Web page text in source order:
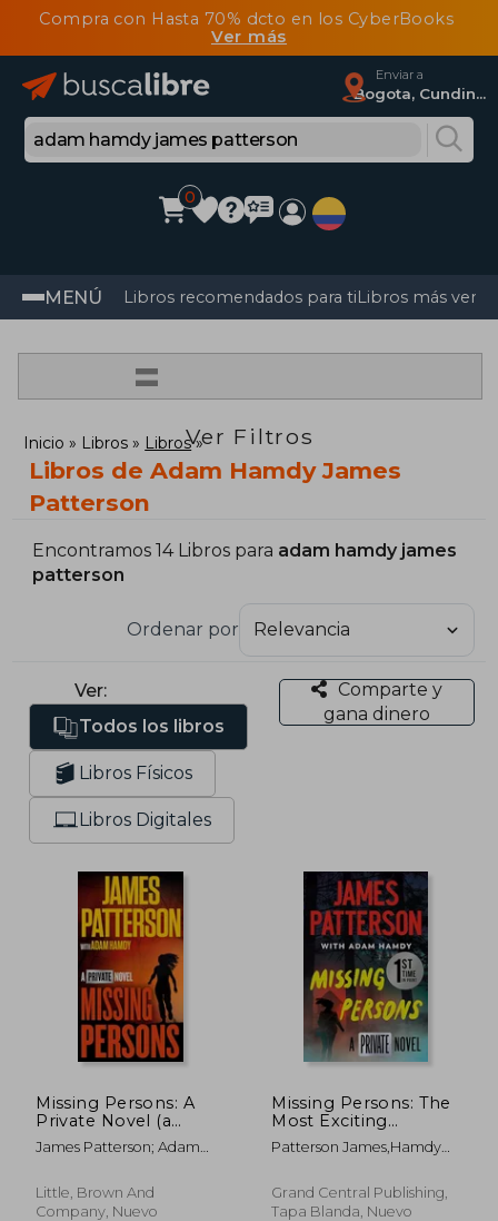
Compra con Hasta 70% dcto en los CyberBooks
Ver más
Enviar a
Bogota, Cundinamarca
0
MENÚ Libros recomendados para tiLibros más
=
Ver Filtros
Inicio Libros Libros
Libros de Adam Hamdy James
Patterson
Encontramos 14 Libros para adam hamdy james
patterson
Ordenar por
Ver:
Todos los libros
Libros Físicos
Libros Digitales
Comparte y
gana dinero
Missing Persons: A
Private Novel (a
Private Novel, 1) (en
Inglés)
James Patterson; Adam
Little, Brown And
Company, Nuevo
Missing Persons: The
Most Exciting
International Thriller
Series Since Jason
(en Inglés)
Patterson James,Hamdy
Grand Central Publishing,
Tapa Blanda, Nuevo